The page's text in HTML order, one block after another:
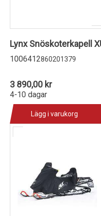
Lynx Snöskoterkapell
1006412860201379
3 890,00 kr
4-10 dagar
Lägg i varukorg